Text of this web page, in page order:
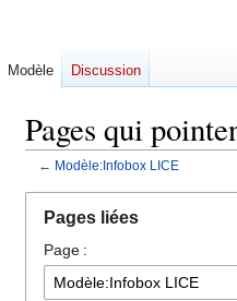
Pages qui
← Modèle:Infobox LICE
navigation
recherche
Pages liées
Page :
Modèle Discussion